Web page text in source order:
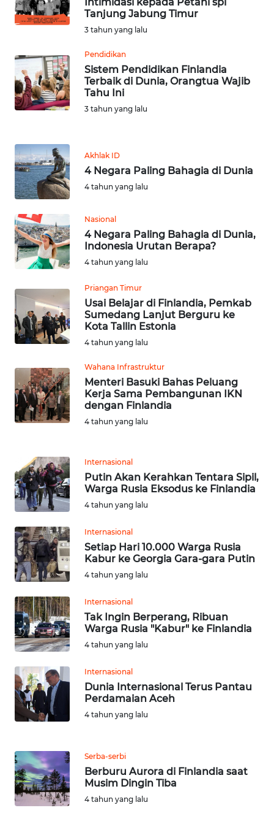
Tanjung Jabung Timur
3 tahun yang lalu
Pendidikan
Sistem Pendidikan Finlandia
Terbaik di Dunia, Orangtua Wajib
Tahu Ini
3 tahun yang lalu
Akhlak ID
4 Negara Paling Bahagia di Dunia
4 tahun yang lalu
Nasional
4 Negara Paling Bahagia di Dunia,
Indonesia Urutan Berapa?
4 tahun yang lalu
Priangan Timur
Usai Belajar di Finlandia, Pemkab
Sumedang Lanjut Berguru ke
Kota Tallin Estonia
4 tahun yang lalu
Wahana Infrastruktur
Menteri Basuki Bahas Peluang
Kerja Sama Pembangunan IKN
dengan Finlandia
4 tahun yang lalu
Internasional
Putin Akan Kerahkan Tentara Sipil,
Warga Rusia Eksodus ke Finlandia
4 tahun yang lalu
Internasional
Setiap Hari 10.000 Warga Rusia
Kabur ke Georgia Gara-gara Putin
4 tahun yang lalu
Internasional
Tak Ingin Berperang, Ribuan
Warga Rusia "Kabur" ke Finlandia
4 tahun yang lalu
Internasional
Dunia Internasional Terus Pantau
Perdamaian Aceh
4 tahun yang lalu
Serba-serbi
Berburu Aurora di Finlandia saat
Musim Dingin Tiba
4 tahun yang lalu
WN
WN
SERAMBI
WN
SULTRA
NTB
WN
SULTENG
WN
SULBAR
WN
WN
SUMBAR
WN
BENGKULU
WN
LAMPUNG
WN
JATENG
WN
NUSANTARA
JOGJA
WN
JATIM
WN
BALI
WN